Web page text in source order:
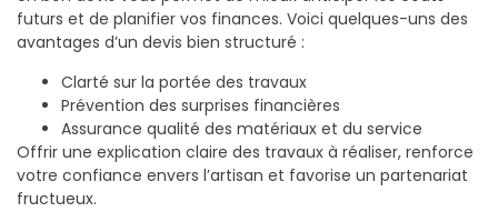
futurs et de planifier vos finances. Voici quelques-uns des
avantages d’un devis bien structuré :
Clarté sur la portée des travaux
Prévention des surprises financières
Assurance qualité des matériaux et du service
Offrir une explication claire des travaux à réaliser, renforce
votre confiance envers l’artisan et favorise un partenariat
fructueux.